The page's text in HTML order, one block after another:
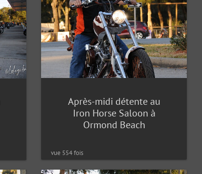
Après-midi détente au
Iron Horse Saloon à
Ormond Beach
vue 554 fois